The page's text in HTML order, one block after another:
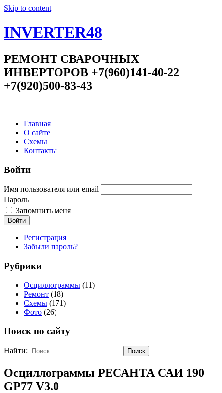
Skip to content
INVERTER48
РЕМОНТ СВАРОЧНЫХ
ИНВЕРТОРОВ +7(960)141-40-22
+7(920)500-83-43
Главная
О сайте
Схемы
Контакты
Войти
Имя пользователя или email
Пароль
Запомнить меня
Войти
Регистрация
Забыли пароль?
Рубрики
Осциллограммы (11)
Ремонт (18)
Схемы (171)
Фото (26)
Поиск по сайту
Найти:
Осциллограммы РЕСАНТА САИ 190
GP77 V3.0